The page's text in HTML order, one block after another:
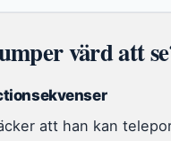
värd att
att han kan